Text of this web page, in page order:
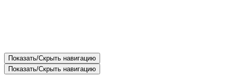
Показать/Скрыть навигацию
Показать/Скрыть навигацию